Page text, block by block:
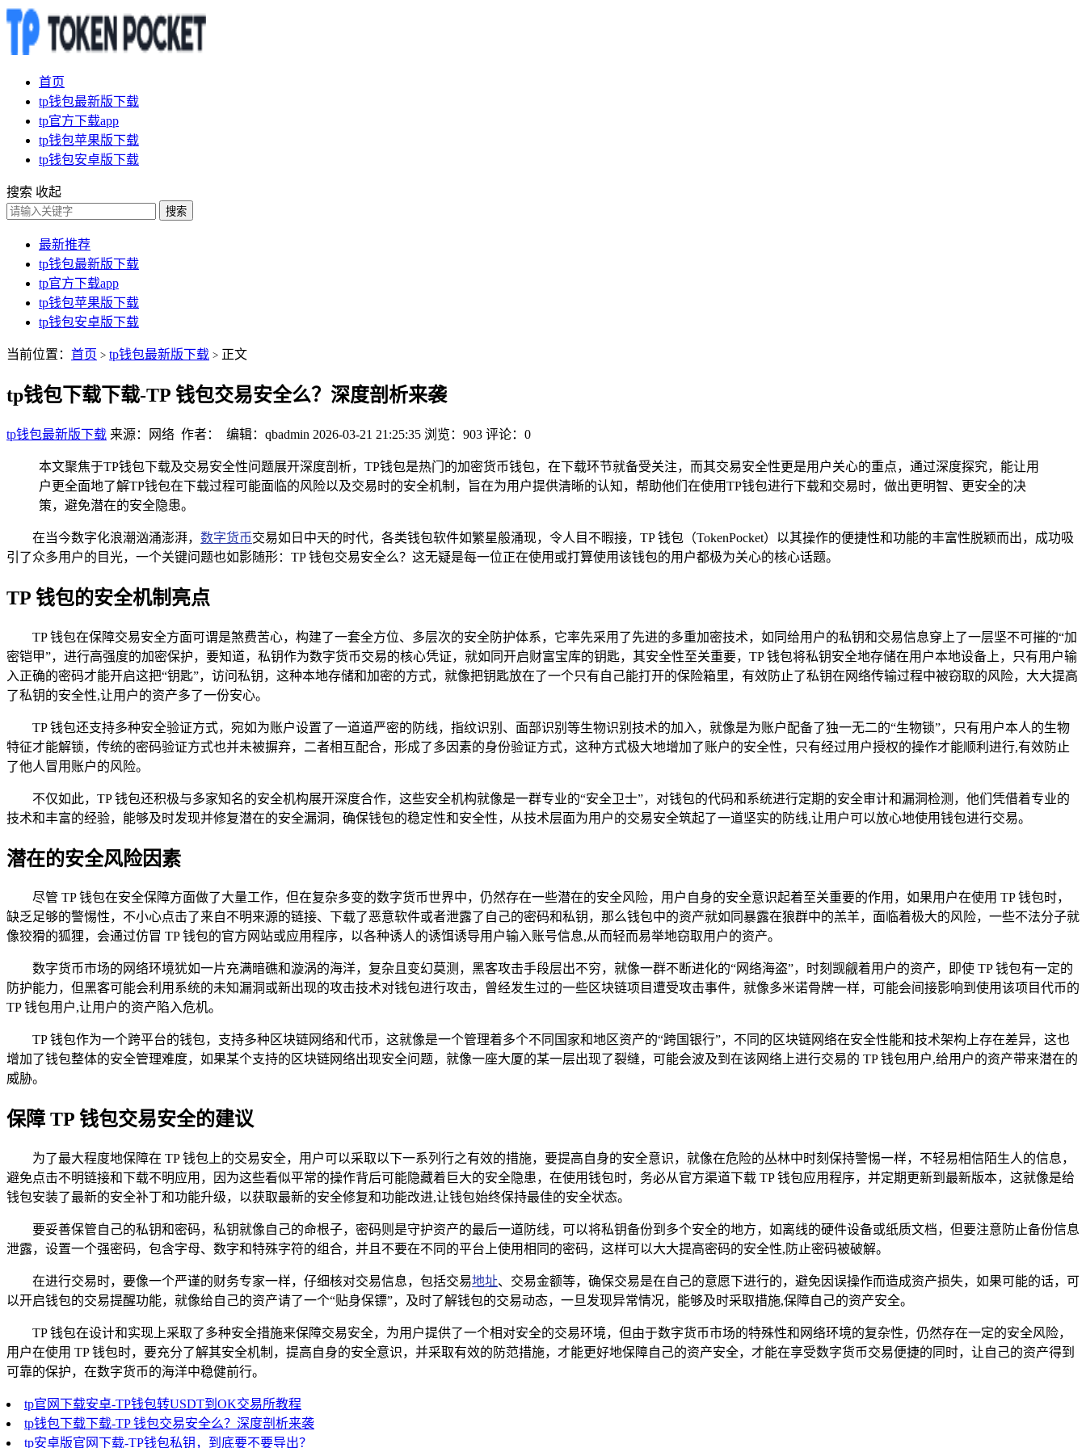
首页
tp钱包最新版下载
tp官方下载app
tp钱包苹果版下载
tp钱包安卓版下载
搜索 收起
搜索
最新推荐
tp钱包最新版下载
tp官方下载app
tp钱包苹果版下载
tp钱包安卓版下载
当前位置： 首页 > tp钱包最新版下载 > 正文
tp钱包下载下载-TP 钱包交易安全么？深度剖析来袭
tp钱包最新版下载 来源：网络 作者： 编辑：qbadmin 2026-03-21 21:25:35 浏览：903 评论：0
本文聚焦于TP钱包下载及交易安全性问题展开深度剖析，TP钱包是热门的加密货币钱包，在下载环节就备受关注，而其交易安全性更是用户关心的重点，通过深度探究，能让用
户更全面地了解TP钱包在下载过程可能面临的风险以及交易时的安全机制，旨在为用户提供清晰的认知，帮助他们在使用TP钱包进行下载和交易时，做出更明智、更安全的决
策，避免潜在的安全隐患。
在当今数字化浪潮汹涌澎湃， 数字货币交易如日中天的时代，各类钱包软件如繁星般涌现，令人目不暇接，TP 钱包（TokenPocket）以其操作的便捷性和功能的丰富性脱颖而出，成功吸
引了众多用户的目光，一个关键问题也如影随形：TP 钱包交易安全么？这无疑是每一位正在使用或打算使用该钱包的用户都极为关心的核心话题。
TP 钱包的安全机制亮点
TP 钱包在保障交易安全方面可谓是煞费苦心，构建了一套全方位、多层次的安全防护体系，它率先采用了先进的多重加密技术，如同给用户的私钥和交易信息穿上了一层坚不可摧的“加
密铠甲”，进行高强度的加密保护，要知道，私钥作为数字货币交易的核心凭证，就如同开启财富宝库的钥匙，其安全性至关重要，TP 钱包将私钥安全地存储在用户本地设备上，只有用户输
入正确的密码才能开启这把“钥匙”，访问私钥，这种本地存储和加密的方式，就像把钥匙放在了一个只有自己能打开的保险箱里，有效防止了私钥在网络传输过程中被窃取的风险，大大提高
了私钥的安全性,让用户的资产多了一份安心。
TP 钱包还支持多种安全验证方式，宛如为账户设置了一道道严密的防线，指纹识别、面部识别等生物识别技术的加入，就像是为账户配备了独一无二的“生物锁”，只有用户本人的生物
特征才能解锁，传统的密码验证方式也并未被摒弃，二者相互配合，形成了多因素的身份验证方式，这种方式极大地增加了账户的安全性，只有经过用户授权的操作才能顺利进行,有效防止
了他人冒用账户的风险。
不仅如此，TP 钱包还积极与多家知名的安全机构展开深度合作，这些安全机构就像是一群专业的“安全卫士”，对钱包的代码和系统进行定期的安全审计和漏洞检测，他们凭借着专业的
技术和丰富的经验，能够及时发现并修复潜在的安全漏洞，确保钱包的稳定性和安全性，从技术层面为用户的交易安全筑起了一道坚实的防线,让用户可以放心地使用钱包进行交易。
潜在的安全风险因素
尽管 TP 钱包在安全保障方面做了大量工作，但在复杂多变的数字货币世界中，仍然存在一些潜在的安全风险，用户自身的安全意识起着至关重要的作用，如果用户在使用 TP 钱包时，
缺乏足够的警惕性，不小心点击了来自不明来源的链接、下载了恶意软件或者泄露了自己的密码和私钥，那么钱包中的资产就如同暴露在狼群中的羔羊，面临着极大的风险，一些不法分子就
像狡猾的狐狸，会通过仿冒 TP 钱包的官方网站或应用程序，以各种诱人的诱饵诱导用户输入账号信息,从而轻而易举地窃取用户的资产。
数字货币市场的网络环境犹如一片充满暗礁和漩涡的海洋，复杂且变幻莫测，黑客攻击手段层出不穷，就像一群不断进化的“网络海盗”，时刻觊觎着用户的资产，即使 TP 钱包有一定的
防护能力，但黑客可能会利用系统的未知漏洞或新出现的攻击技术对钱包进行攻击，曾经发生过的一些区块链项目遭受攻击事件，就像多米诺骨牌一样，可能会间接影响到使用该项目代币的
TP 钱包用户,让用户的资产陷入危机。
TP 钱包作为一个跨平台的钱包，支持多种区块链网络和代币，这就像是一个管理着多个不同国家和地区资产的“跨国银行”，不同的区块链网络在安全性能和技术架构上存在差异，这也
增加了钱包整体的安全管理难度，如果某个支持的区块链网络出现安全问题，就像一座大厦的某一层出现了裂缝，可能会波及到在该网络上进行交易的 TP 钱包用户,给用户的资产带来潜在的
威胁。
保障 TP 钱包交易安全的建议
为了最大程度地保障在 TP 钱包上的交易安全，用户可以采取以下一系列行之有效的措施，要提高自身的安全意识，就像在危险的丛林中时刻保持警惕一样，不轻易相信陌生人的信息，
避免点击不明链接和下载不明应用，因为这些看似平常的操作背后可能隐藏着巨大的安全隐患，在使用钱包时，务必从官方渠道下载 TP 钱包应用程序，并定期更新到最新版本，这就像是给
钱包安装了最新的安全补丁和功能升级，以获取最新的安全修复和功能改进,让钱包始终保持最佳的安全状态。
要妥善保管自己的私钥和密码，私钥就像自己的命根子，密码则是守护资产的最后一道防线，可以将私钥备份到多个安全的地方，如离线的硬件设备或纸质文档，但要注意防止备份信息
泄露，设置一个强密码，包含字母、数字和特殊字符的组合，并且不要在不同的平台上使用相同的密码，这样可以大大提高密码的安全性,防止密码被破解。
在进行交易时，要像一个严谨的财务专家一样，仔细核对交易信息，包括交易地址、交易金额等，确保交易是在自己的意愿下进行的，避免因误操作而造成资产损失，如果可能的话，可
以开启钱包的交易提醒功能，就像给自己的资产请了一个“贴身保镖”，及时了解钱包的交易动态，一旦发现异常情况，能够及时采取措施,保障自己的资产安全。
TP 钱包在设计和实现上采取了多种安全措施来保障交易安全，为用户提供了一个相对安全的交易环境，但由于数字货币市场的特殊性和网络环境的复杂性，仍然存在一定的安全风险，
用户在使用 TP 钱包时，要充分了解其安全机制，提高自身的安全意识，并采取有效的防范措施，才能更好地保障自己的资产安全，才能在享受数字货币交易便捷的同时，让自己的资产得到
可靠的保护，在数字货币的海洋中稳健前行。
tp官网下载安卓-TP钱包转USDT到OK交易所教程
tp钱包下载下载-TP 钱包交易安全么？深度剖析来袭
tp安卓版官网下载-TP钱包私钥，到底要不要导出？